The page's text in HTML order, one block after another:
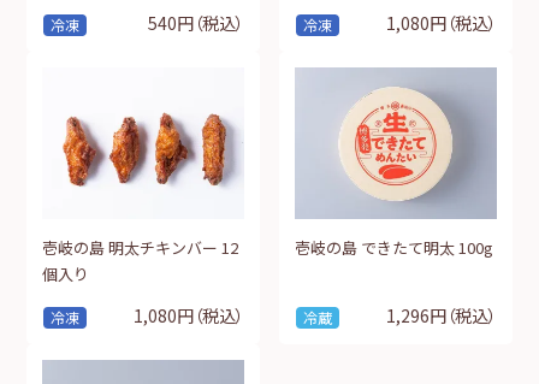
冷凍 540円（税込） 冷凍 1,080円（税込）
冷凍
壱岐の島 明太チキンバー 12
個入り
1,080円（税込） 冷蔵
壱岐の島 できたて明太 100g
1,296円（税込）